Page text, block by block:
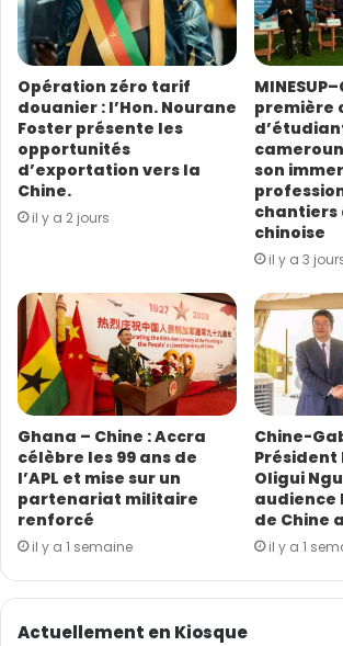
BIOTECH, associée à Guangzhou
Programme et à Southern Medical
ses structures universitaires de
approfondies. « L’hôpital est de mon
endroit très fermé où on ne rencontre
qu’essentiellement les patients au
pour cela que j’ai choisi cette
m’émanciper », nous a-t-il confié en
r
e
s
s
e
E
m
a
l
Opération zéro tarif
douanier : l’Hon. Nourane
Foster présente les
opportunités
d’exportation vers la
Chine.
il y a 2 jours
première
son
chantiers
chinoise
il y a 3
Ghana – Chine : Accra
célèbre les 99 ans de
l’APL et mise sur un
partenariat militaire
renforcé
il y a 1 semaine
Chine-
Président
Oligui
audience
de Chine
il y a 1
Actuellement en Kiosque